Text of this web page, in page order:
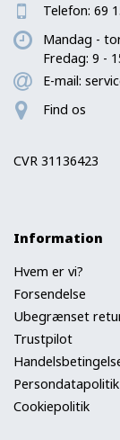
Telefon: 69
Mandag -
Fredag: 9 -
E-mail:
Find os
CVR 31136423
Information
Hvem er vi?
Forsendelse
Ubegrænset
Trustpilot
Persondatapolitik
Cookiepolitik